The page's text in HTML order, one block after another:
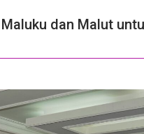
dan Malut